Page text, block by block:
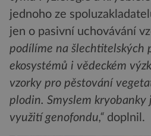
jednoho ze
jen o pasivní uchovávání
podílíme na šlechtitelských
ekosystémů i vědeckém
vzorky pro pěstování
plodin. Smyslem kryobanky
využití genofondu,“ doplnil.